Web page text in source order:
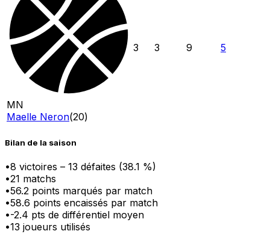
MN
Maelle Neron(20)
3 3 9 5
Bilan de la saison
•8 victoires – 13 défaites (38.1 %)
•21 matchs
•56.2 points marqués par match
•58.6 points encaissés par match
•-2.4 pts de différentiel moyen
•13 joueurs utilisés